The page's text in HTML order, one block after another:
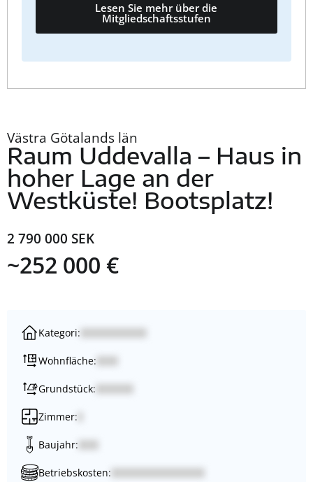
Lesen Sie mehr über die
Mitgliedschaftsstufen
Västra Götalands län
Raum Uddevalla – Haus in
hoher Lage an der
Westküste! Bootsplatz!
2 790 000 SEK
~252 000 €
Kategori:
Wohnfläche:
Grundstück:
Zimmer:
Baujahr:
Betriebskosten: